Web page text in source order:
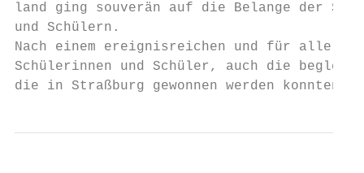
land ging souverän auf die Belange der
und Schülern.
Nach einem ereignisreichen und für alle
Schülerinnen und Schüler, auch die
die in Straßburg gewonnen werden konnten.